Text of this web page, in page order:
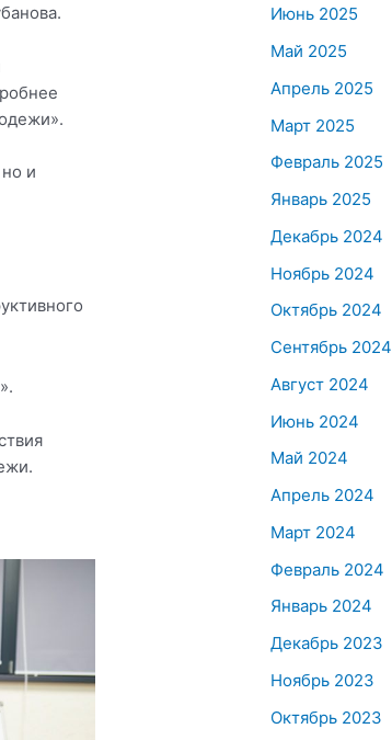
и
Июнь 2025
Май 2025
Апрель 2025
Март 2025
Февраль 2025
Январь 2025
Декабрь 2024
Ноябрь 2024
Октябрь 2024
Сентябрь 2024
Август 2024
Июнь 2024
Май 2024
Апрель 2024
Март 2024
Февраль 2024
Январь 2024
Декабрь 2023
Ноябрь 2023
Октябрь 2023